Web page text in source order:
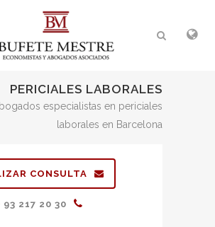
PERICIALES LABORALES
especialistas en periciales
laborales en Barcelona
CONSULTA
93 217 20 30